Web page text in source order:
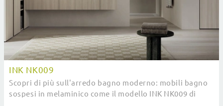
INK NK009
Scopri di più sull'arredo bagno moderno: mobili bagno
sospesi in melaminico come il modello INK NK009 di